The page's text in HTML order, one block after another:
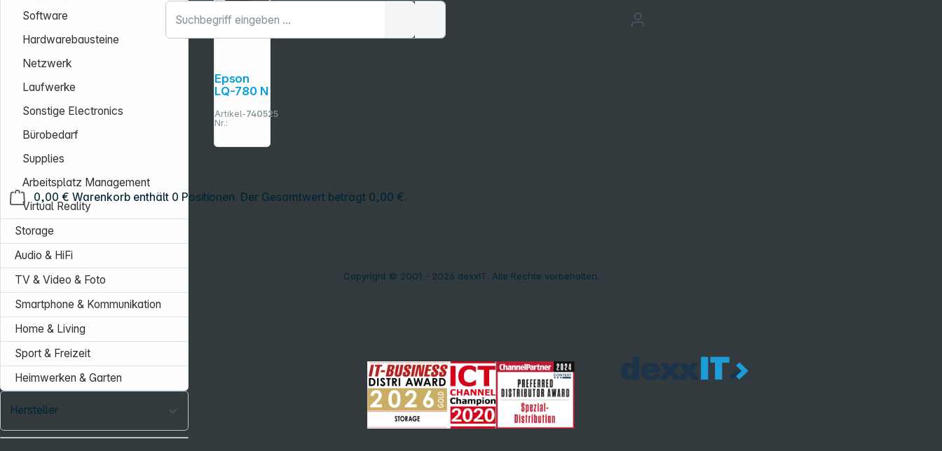
0,00 € Warenkorb enthält 0 Positionen. Der Gesamtwert beträgt 0,00 €.
Software
Hardwarebausteine
Netzwerk
Laufwerke
Sonstige Electronics
Bürobedarf
Supplies
Arbeitsplatz Management
Virtual Reality
Storage
Audio & HiFi
TV & Video & Foto
Smartphone & Kommunikation
Home & Living
Sport & Freizeit
Heimwerken & Garten
Hersteller
Epson
LQ-780 N
Artikel-
Nr.:
740525
Copyright © 2001 - 2026 dexxIT. Alle Rechte vorbehalten.